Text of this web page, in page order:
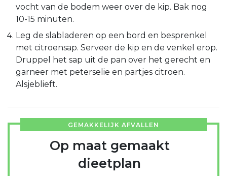
vocht van de bodem weer over de kip. Bak nog
10-15 minuten.
Leg de slabladeren op een bord en besprenkel
met citroensap. Serveer de kip en de venkel erop.
Druppel het sap uit de pan over het gerecht en
garneer met peterselie en partjes citroen.
Alsjeblieft.
GEMAKKELIJK AFVALLEN
Op maat gemaakt
dieetplan